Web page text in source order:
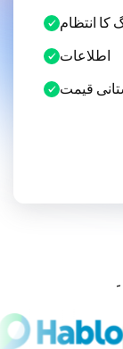
کا انتظام
اطلاعات